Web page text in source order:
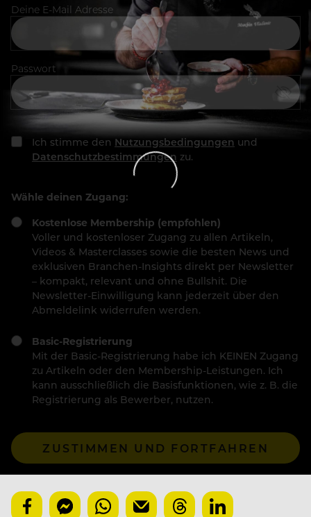
Deine E-Mail Adresse
Passwort
Ich stimme den Nutzungsbedingungen und
Datenschutzbestimmungen zu.
Wähle deinen Zugang:
Kostenlose Membership (empfohlen)
Voller und kostenloser Zugang zu allen Artikeln,
Videos & Masterclasses sowie die besten News und
exklusiven Branchen-Insights direkt per Newsletter
– kompakt, relevant und ohne Bullshit. Die
Newsletter-Einwilligung kann jederzeit über den
Abmeldelink widerrufen werden.
Basic-Registrierung
Mit der Basic-Registrierung habe ich KEINEN Zugang
zu Artikeln oder den Membership-Leistungen. Ich
kann ausschließlich die Basisfunktionen, wie z. B. die
Registrierung als Bewerber, nutzen.
ZUSTIMMEN UND FORTFAHREN